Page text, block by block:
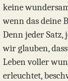
keine
wenn das deine
Denn jeder Satz,
wir glauben,
Leben voller
erleuchtet,